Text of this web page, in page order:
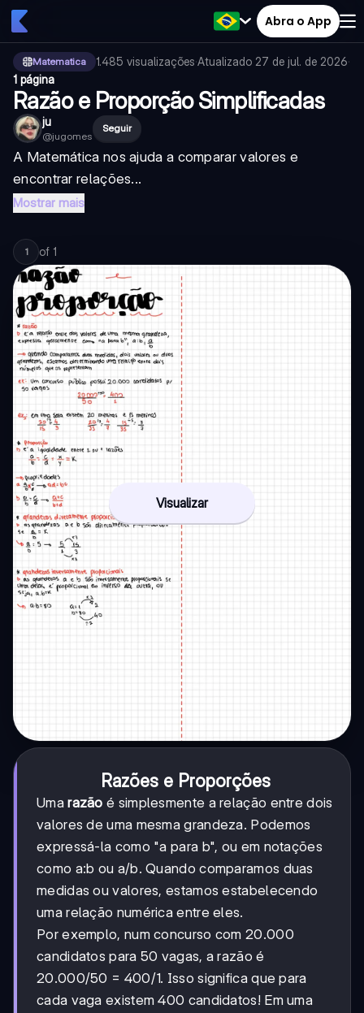
Abra o App
Matematica 1.485 visualizações·Atualizado 27 de jul. de 2026·
1 página
Razão e Proporção Simplificadas
ju
@jugomes
Seguir
A Matemática nos ajuda a comparar valores e
encontrar relações...
Mostrar mais
1 of 1
Visualizar
Razões e Proporções
Umarazão é simplesmente a relação entre dois
valores de uma mesma grandeza. Podemos
expressá-la como "a para b", ou em notações
como a:b ou a/b. Quando comparamos duas
medidas ou valores, estamos estabelecendo
uma relação numérica entre eles.
Por exemplo, num concurso com 20.000
candidatos para 50 vagas, a razão é
20.000/50 = 400/1. Isso significa que para
cada vaga existem 400 candidatos! Em uma